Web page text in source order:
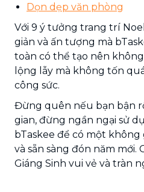
Dọn dẹp văn phòng
Với 9 ý tưởng trang trí
giản và ấn tượng mà
toàn có thể tạo nên không
lộng lẫy mà không tốn
công sức.
Đừng quên nếu bạn bận
gian, đừng ngần ngại sử
bTaskee để có một không
và sẵn sàng đón năm mới.
Giáng Sinh vui vẻ và tràn